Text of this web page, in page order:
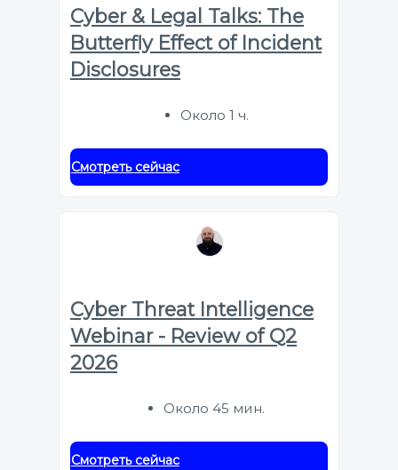
Cyber & Legal Talks: The
Butterfly Effect of Incident
Disclosures
Около 1 ч.
Смотреть сейчас
Cyber Threat Intelligence
Webinar - Review of Q2
2026
Около 45 мин.
Смотреть сейчас